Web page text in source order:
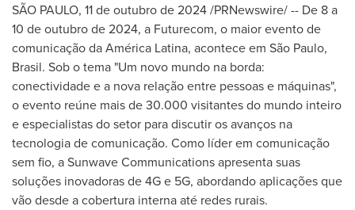
SÃO PAULO, 11 de outubro de 2024/PRNewswire/ -- De 8 a
10 de outubro de 2024, a Futurecom, o maior evento de
comunicação da América Latina, acontece em São Paulo,
Brasil. Sob o tema "Um novo mundo na borda:
conectividade e a nova relação entre pessoas e máquinas",
o evento reúne mais de 30.000 visitantes do mundo inteiro
e especialistas do setor para discutir os avanços na
tecnologia de comunicação. Como líder em comunicação
sem fio, a Sunwave Communications apresenta suas
soluções inovadoras de 4G e 5G, abordando aplicações que
vão desde a cobertura interna até redes rurais.